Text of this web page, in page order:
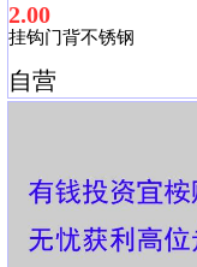
2.00
挂钩门背不锈钢
自营